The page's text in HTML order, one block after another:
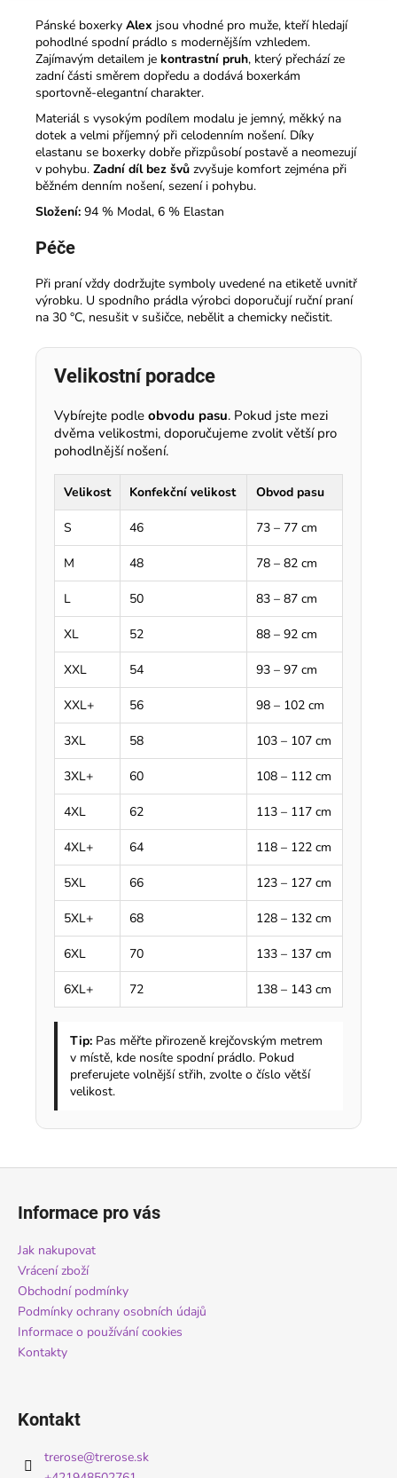
Pánské boxerky Alex jsou vhodné pro muže, kteří hledají
pohodlné spodní prádlo s modernějším vzhledem.
Zajímavým detailem je kontrastní pruh, který přechází ze
zadní části směrem dopředu a dodává boxerkám
sportovně-elegantní charakter.
Materiál s vysokým podílem modalu je jemný, měkký na
dotek a velmi příjemný při celodenním nošení. Díky
elastanu se boxerky dobře přizpůsobí postavě a neomezují
v pohybu. Zadní díl bez švů zvyšuje komfort zejména při
běžném denním nošení, sezení i pohybu.
Složení: 94 % Modal, 6 % Elastan
Péče
Při praní vždy dodržujte symboly uvedené na etiketě uvnitř
výrobku. U spodního prádla výrobci doporučují ruční praní
na 30 °C, nesušit v sušičce, nebělit a chemicky nečistit.
Velikostní poradce
Vybírejte podle obvodu pasu. Pokud jste mezi
dvěma velikostmi, doporučujeme zvolit větší pro
pohodlnější nošení.
Velikost Konfekční velikost Obvod pasu
S 46 73 – 77 cm
M 48 78 – 82 cm
L 50 83 – 87 cm
XL 52 88 – 92 cm
XXL 54 93 – 97 cm
XXL+ 56 98 – 102 cm
3XL 58 103 – 107 cm
3XL+ 60 108 – 112 cm
4XL 62 113 – 117 cm
4XL+ 64 118 – 122 cm
5XL 66 123 – 127 cm
5XL+ 68 128 – 132 cm
6XL 70 133 – 137 cm
6XL+ 72 138 – 143 cm
Tip: Pas měřte přirozeně krejčovským metrem
v místě, kde nosíte spodní prádlo. Pokud
preferujete volnější střih, zvolte o číslo větší
velikost.
Informace pro vás
Jak nakupovat
Vrácení zboží
Obchodní podmínky
Podmínky ochrany osobních údajů
Informace o používání cookies
Kontakty
Kontakt
trerose@trerose.sk